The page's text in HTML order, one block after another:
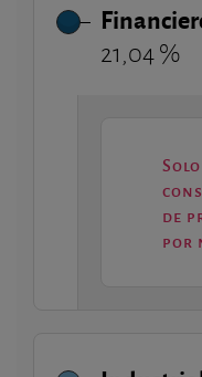
21,04 %
de
por